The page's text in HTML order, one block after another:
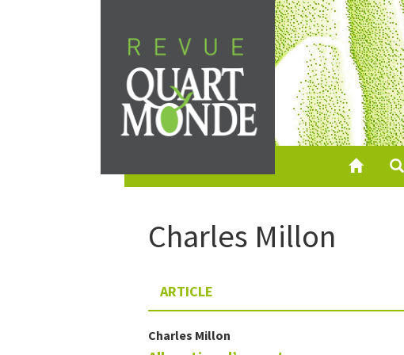
content
Charles Millon
ARTICLE
Charles Millon